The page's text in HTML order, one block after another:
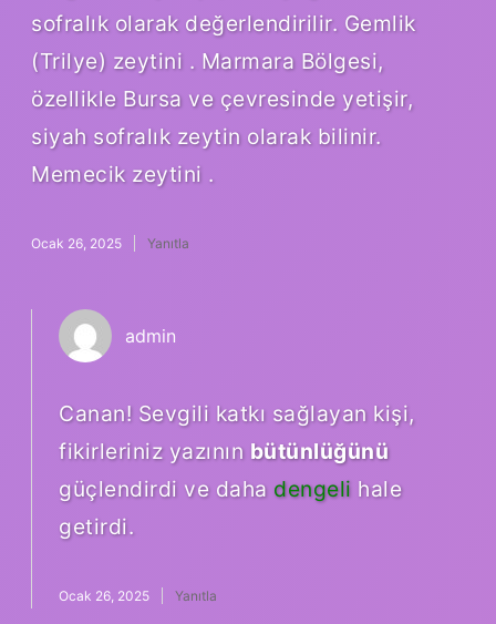
sofralık olarak değerlendirilir. Gemlik
(Trilye) zeytini . Marmara Bölgesi,
özellikle Bursa ve çevresinde yetişir,
siyah sofralık zeytin olarak bilinir.
Memecik zeytini .
Ocak 26, 2025 Yanıtla
admin
Canan! Sevgili katkı sağlayan kişi,
fikirleriniz yazının bütünlüğünü
güçlendirdi ve daha dengeli hale
getirdi.
Ocak 26, 2025 Yanıtla